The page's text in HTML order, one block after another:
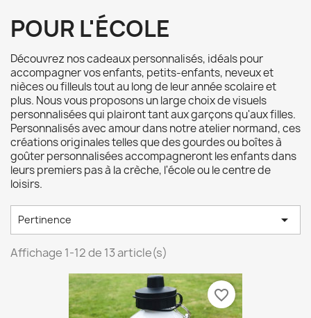
POUR L'ÉCOLE
Découvrez nos cadeaux personnalisés, idéals pour
accompagner vos enfants, petits-enfants, neveux et
nièces ou filleuls tout au long de leur année scolaire et
plus. Nous vous proposons un large choix de visuels
personnalisées qui plairont tant aux garçons qu'aux filles.
Personnalisés avec amour dans notre atelier normand, ces
créations originales telles que des gourdes ou boîtes à
goûter personnalisées accompagneront les enfants dans
leurs premiers pas à la crèche, l'école ou le centre de
loisirs.
Pertinence 
Affichage 1-12 de 13 article(s)
favorite_border